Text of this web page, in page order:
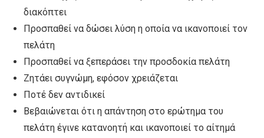
διακόπτει
Προσπαθεί να δώσει λύση η οποία να ικανοποιεί τον
πελάτη
Προσπαθεί να ξεπεράσει την προσδοκία πελάτη
Ζητάει συγνώμη, εφόσον χρειάζεται
Ποτέ δεν αντιδικεί
Βεβαιώνεται ότι η απάντηση στο ερώτημα του
πελάτη έγινε κατανοητή και ικανοποιεί το αίτημά